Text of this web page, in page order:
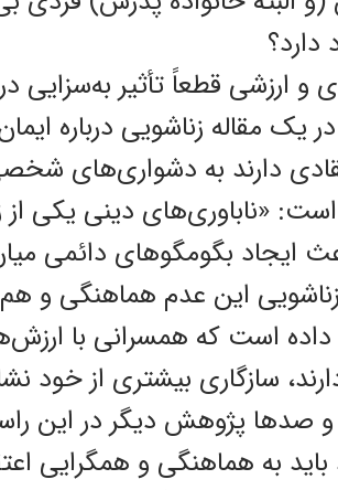
و ارزشی قطعاً تأثیر به‌سزایی
(۱۹۹۷) در یک مقاله زناشویی
دارند به دشواری‌های
«ناباوری‌های دینی یکی
ایجاد بگو‌مگوهای دائمی
‌این عدم هماهنگی و
داده است که همسرانی با
سازگاری بیشتری از خود
صدها پژوهش دیگر در‌ این
به هماهنگی و همگرایی